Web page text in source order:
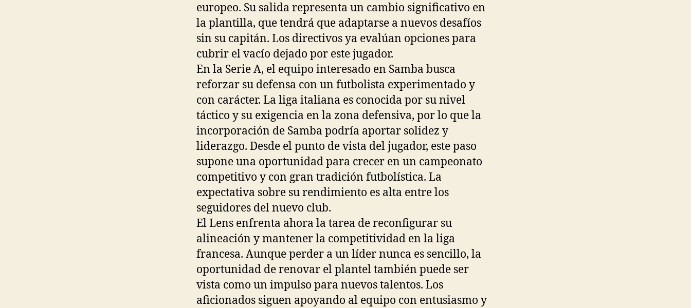
europeo. Su salida representa un cambio significativo en
la plantilla, que tendrá que adaptarse a nuevos desafíos
sin su capitán. Los directivos ya evalúan opciones para
cubrir el vacío dejado por este jugador.
En la Serie A, el equipo interesado en Samba busca
reforzar su defensa con un futbolista experimentado y
con carácter. La liga italiana es conocida por su nivel
táctico y su exigencia en la zona defensiva, por lo que la
incorporación de Samba podría aportar solidez y
liderazgo. Desde el punto de vista del jugador, este paso
supone una oportunidad para crecer en un campeonato
competitivo y con gran tradición futbolística. La
expectativa sobre su rendimiento es alta entre los
seguidores del nuevo club.
El Lens enfrenta ahora la tarea de reconfigurar su
alineación y mantener la competitividad en la liga
francesa. Aunque perder a un líder nunca es sencillo, la
oportunidad de renovar el plantel también puede ser
vista como un impulso para nuevos talentos. Los
aficionados siguen apoyando al equipo con entusiasmo y